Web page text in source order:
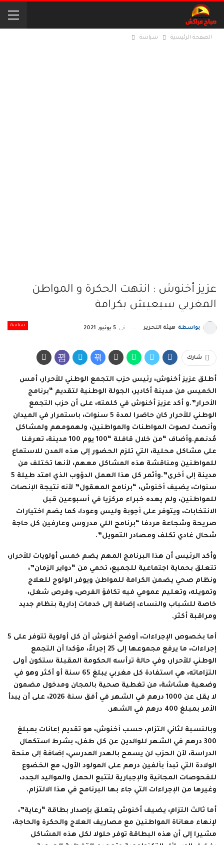
الصفحة الرئيسية سياسة
عزيز أخنوش : انتهت الحكرة و المواطن
المغربي سيعيش بكرامة
سياسة بواسطة هيئة التحرير في 5 يونيو, 2021
شارك
أطلق عزيز أخنوش، رئيس حزب التجمع الوطني للأحرار، أمس
الخميس من مدينة أكادير، الجولة الوطنية لتقديم “برنامج
الأحرار”.و أكد عزيز أخنوش في كلمته، على أن حزب التجمع
الوطني للأحرار كان حاضرا لمدة 5 سنوات، باستمرار في الميدان
وأنصت لصوت المواطنات والمواطنين، ولهمومهم ولمشاكل
مُدنهم.وأضاف “من خلال قافلة “100 يوم 100 مدينة، تعرفنا
على مشاكل محلية، التي تلزم الحضور إلى هذه المدن للاستماع
للمواطنين ومناقشة هذه المشاكل معهم، لأنها تختلف من
مدينة إلى أخرى”.وأثمر كل هذا العمل الدؤوب الذي امتد طيلة 5
سنوات، يضيف أخنوش، “برنامج المعقول” لأنه نتيجة الإنصات
للمواطنين، ولم يعده خبراء مركزيا في أسبوعين قبل
الانتخابات، ويتوفر على أجوبة وليس وعودا، كما يضم اختيارات
صريحة وشجاعة مردفا “برنامج اللي مدروس وعارفين كل حاجة
شحال غادي تكلف ومصادر التمويل”.
وأكد الرئيس أن هذا البرنامج المهم يضم خمس أولويات للأحرار،
تتعلق بحماية اجتماعية للجميع، تحمي من “دواير الزمان”،
ونظام صحي يضمن الكرامة للمواطن ويوفر الولوج للعلاج
وتمويله، وتعليم عمومي فيه تكافؤ الفرص، وفرص شغل،
خاصة للشباب والنساء، إضافة إلى خدمات إدارية بنظام جديد
ومراقبة أكثر.
أما بخصوص الإجراءات، أوضح أخنوش أن كل أولوية تتوفر على 5
إجراءات، ما يرفع مجموعها إلى 25 إجراءً، مؤكدا أن التجمع
الوطني للأحرار، وفي حالة ترأسه الحكومة المقبلة ستكون أولى
التزاماته، هي استفادة كل مغربي يبلغ 65 سنة أو أكثر وهو في
وضعية هشاشة، من تغطية صحية بالمجان ومدخول مضمون
لا يقل عن 1000 درهم في الشهر في أفق سنة 2026، على أن يبدأ
الأمر بمبلغ 400 درهم في الشهر.
وبالنسبة لثاني التزام، حسب أخنوش، هو تقديم إعانات بمبلغ
300 درهم في الشهر للوالدين عن كل طفل، بشرط استكمال
الدراسة، لأن الحزب لن يسمح بالهدر المدرسي، إضافة إلى منحة
الولادة التي تبدأ بألفين درهم على المولود الأول، مع الخضوع
للفحوصات المجانية والإجبارية لتتبع الحمل والمواليد الجدد،
وغيرها من الإجراءات التي جاء بها البرنامج في هذا الالتزام.
أما ثالث التزام، يضيف أخنوش يتعلق بإصدار بطاقة “رعاية”،
لإنهاء معاناة المواطنين مع مصاريف العلاج والحكرة والحاجة،
مشيرا إلى أن هذه البطاقة توفر حلولا لكل هذه المشاكل